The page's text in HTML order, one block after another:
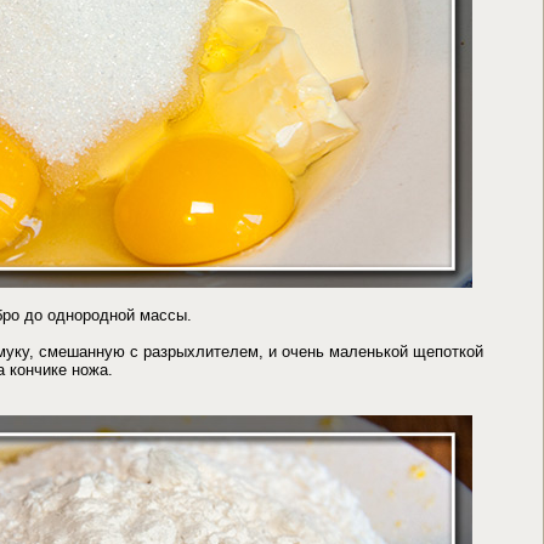
до однородной массы.
смешанную с разрыхлителем, и очень маленькой щепоткой
ножа.